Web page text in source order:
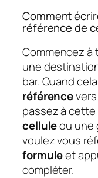
Comment
référence de
Commencez à
une
bar. Quand
référence
passez à
celluleou une
voulez vous
formuleet
compléter.